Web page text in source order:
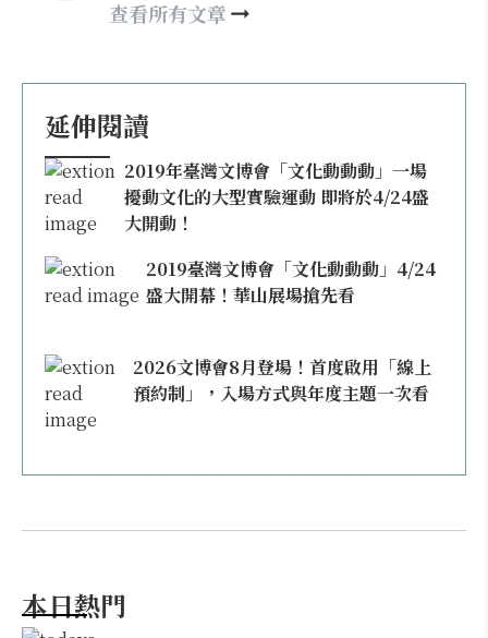
may860527@gmail.com
查看所有文章
延伸閱讀
2019年臺灣文博會「文化動動動」一場
擾動文化的大型實驗運動 即將於4/24盛
大開動！
2019臺灣文博會「文化動動動」4/24
盛大開幕！華山展場搶先看
2026文博會8月登場！首度啟用「線上
預約制」，入場方式與年度主題一次看
本日熱門